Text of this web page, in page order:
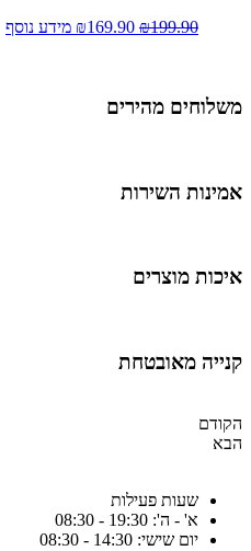
₪199.90
₪169.90 מידע נוסף
מהירים
השירות
מוצרים
מאובטחת
שעות פעילות
א' - ה': 19:30 - 08:30
יום שישי: 14:30 - 08:30